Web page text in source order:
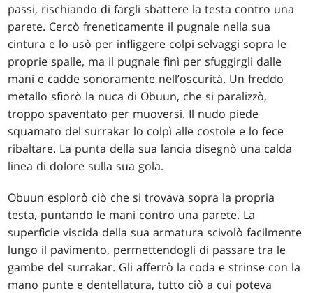
passi, rischiando di fargli sbattere la testa contro una
parete. Cercò freneticamente il pugnale nella sua
cintura e lo usò per infliggere colpi selvaggi sopra le
proprie spalle, ma il pugnale finì per sfuggirgli dalle
mani e cadde sonoramente nell’oscurità. Un freddo
metallo sfiorò la nuca di Obuun, che si paralizzò,
troppo spaventato per muoversi. Il nudo piede
squamato del surrakar lo colpì alle costole e lo fece
ribaltare. La punta della sua lancia disegnò una calda
linea di dolore sulla sua gola.
Obuun esplorò ciò che si trovava sopra la propria
testa, puntando le mani contro una parete. La
superficie viscida della sua armatura scivolò facilmente
lungo il pavimento, permettendogli di passare tra le
gambe del surrakar. Gli afferrò la coda e strinse con la
mano punte e dentellatura, tutto ciò a cui poteva